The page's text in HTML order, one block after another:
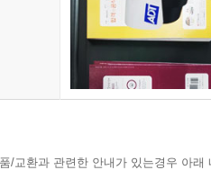
/교환과 관련한 안내가 있는경우 아